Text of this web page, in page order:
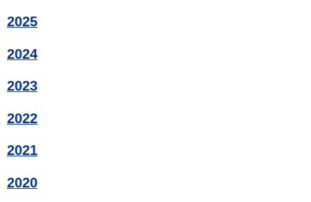
2025
2024
2023
2022
2021
2020